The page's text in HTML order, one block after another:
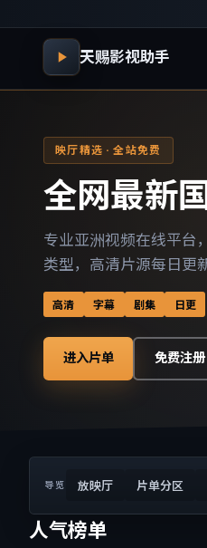
天赐影视助手
映厅精选 · 全站免费
全网最新
专业亚洲视频在线平台
类型，高清片源每日更
高清 字幕 剧集 日更
进入片单 免费注册
导览 放映厅 片单分区
人气榜单